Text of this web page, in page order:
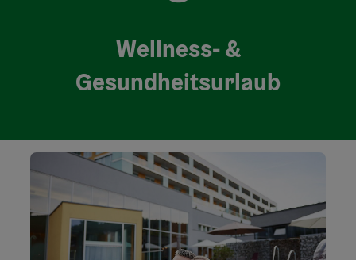
Wellness- &
Gesundheitsurlaub